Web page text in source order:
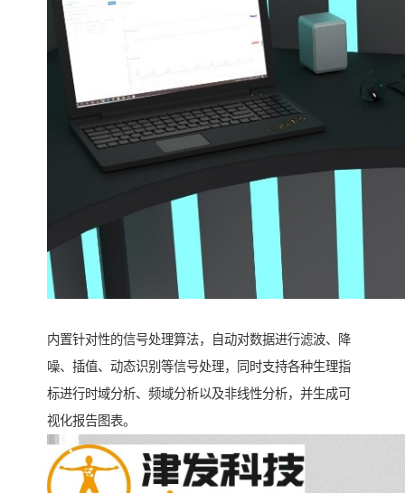
内置针对性的信号处理算法，自动对数据进行滤波、降
噪、插值、动态识别等信号处理，同时支持各种生理指
标进行时域分析、频域分析以及非线性分析，并生成可
视化报告图表。